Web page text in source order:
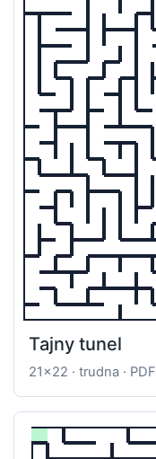
Tajny tunel
21x22 · trudna · PDF